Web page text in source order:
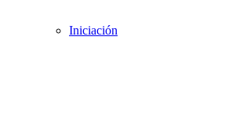
Iniciación